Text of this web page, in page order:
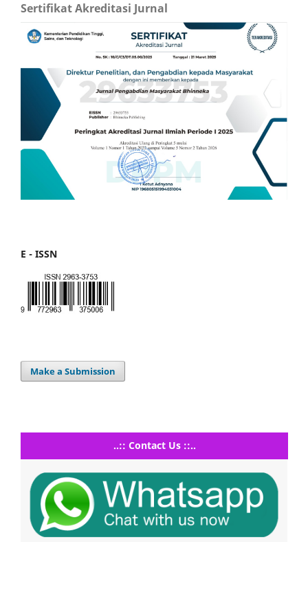
Sertifikat Akreditasi Jurnal
E - ISSN
Make a Submission
..:: Contact Us ::..